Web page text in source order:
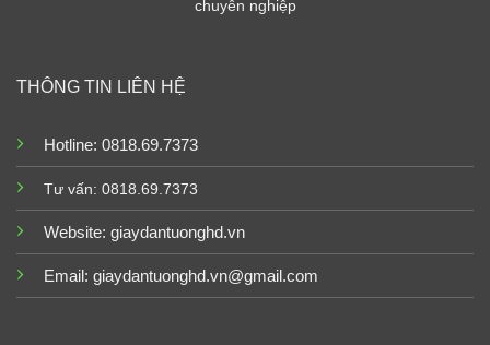
chuyên nghiệp
THÔNG TIN LIÊN HỆ
Hotline: 0818.69.7373
Tư vấn: 0818.69.7373
Website: giaydantuonghd.vn
Email: giaydantuonghd.vn@gmail.com